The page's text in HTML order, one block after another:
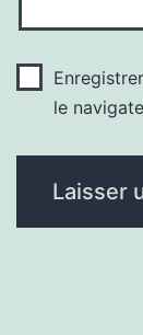
le